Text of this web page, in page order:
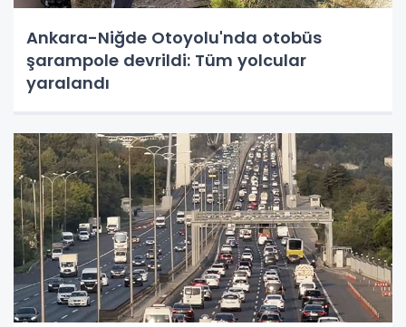
Ankara-Niğde Otoyolu'nda otobüs
şarampole devrildi: Tüm yolcular
yaralandı